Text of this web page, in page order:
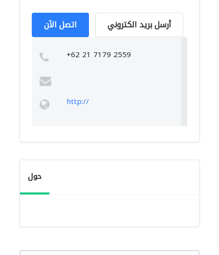
اتصل الآن أرسل بريد الكتروني
+62 21 7179 2559
http://
حول